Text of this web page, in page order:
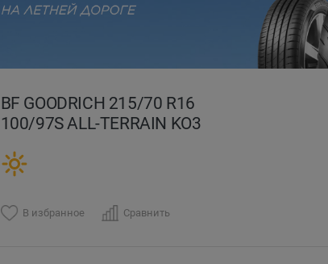
BF GOODRICH 215/70 R16
100/97S ALL-TERRAIN KO3
В избранное Сравнить